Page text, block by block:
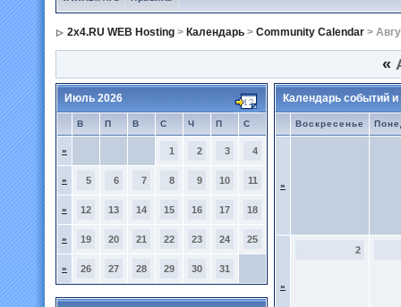
2x4.RU WEB Hosting > Календарь > Community Calendar >
«
Июль 2026
В П В С Ч П С
» 1 2 3 4
» 5 6 7 8 9 10 11
» 12 13 14 15 16 17 18
» 19 20 21 22 23 24 25
» 26 27 28 29 30 31
Календарь событий
Воскресенье
»
»
2